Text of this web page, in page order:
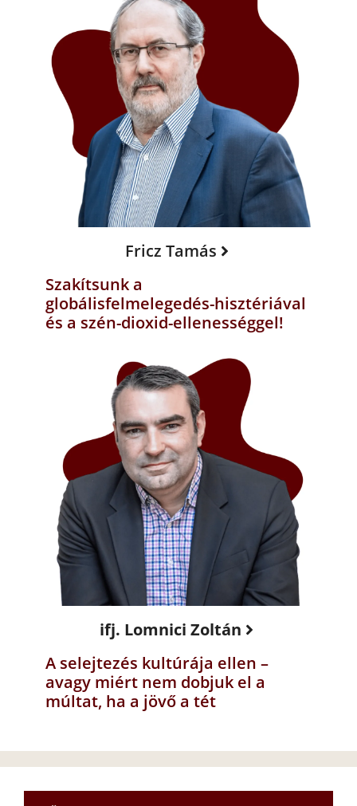
Fricz Tamás
Szakítsunk a
globálisfelmelegedés-hisztériával
és a szén-dioxid-ellenességgel!
ifj. Lomnici Zoltán
A selejtezés kultúrája ellen –
avagy miért nem dobjuk el a
múltat, ha a jövő a tét